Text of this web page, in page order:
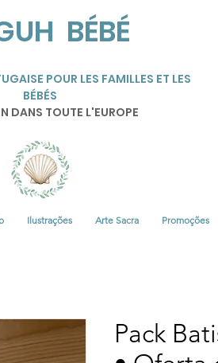
BÉBÉ
POUR LES FAMILLES ET LES
BÉBÉS
DANS TOUTE L'EUROPE
Ilustrações Arte Sacra Promoções
Pack